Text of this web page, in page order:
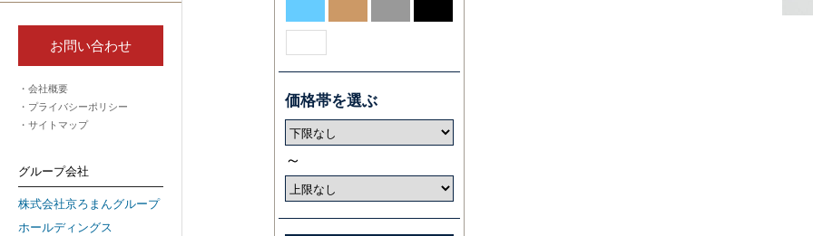
お問い合わせ
会社概要
プライバシーポリシー
サイトマップ
グループ会社
株式会社京ろまんグループ
ホールディングス
価格帯を選ぶ
～